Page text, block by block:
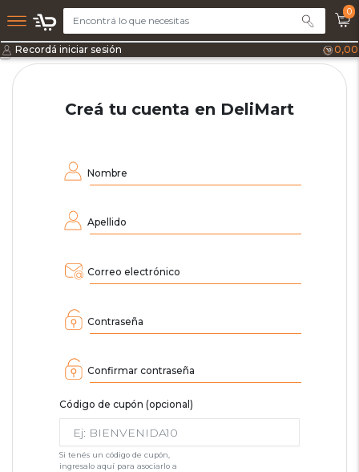
0
Recordá iniciar sesión 0,00
Creá tu cuenta en DeliMart
Nombre
Apellido
Correo electrónico
Contraseña
Confirmar contraseña
Código de cupón (opcional)
Si tenés un código de cupón,
ingresalo aquí para asociarlo a